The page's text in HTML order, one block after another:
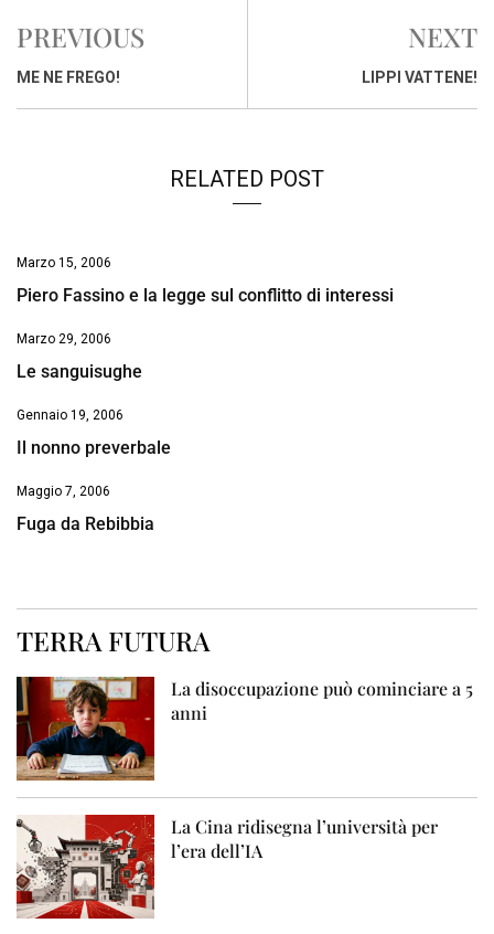
b
o
s
PREVIOUS
ME NE FREGO!
NEXT
LIPPI VATTENE!
RELATED POST
Marzo 15, 2006
Piero Fassino e la legge sul conflitto di interessi
Marzo 29, 2006
Le sanguisughe
Gennaio 19, 2006
Il nonno preverbale
Maggio 7, 2006
Fuga da Rebibbia
TERRA FUTURA
La disoccupazione può cominciare a 5
anni
La Cina ridisegna l’università per
l’era dell’IA